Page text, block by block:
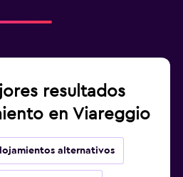
resultados
en Viareggio
alternativos